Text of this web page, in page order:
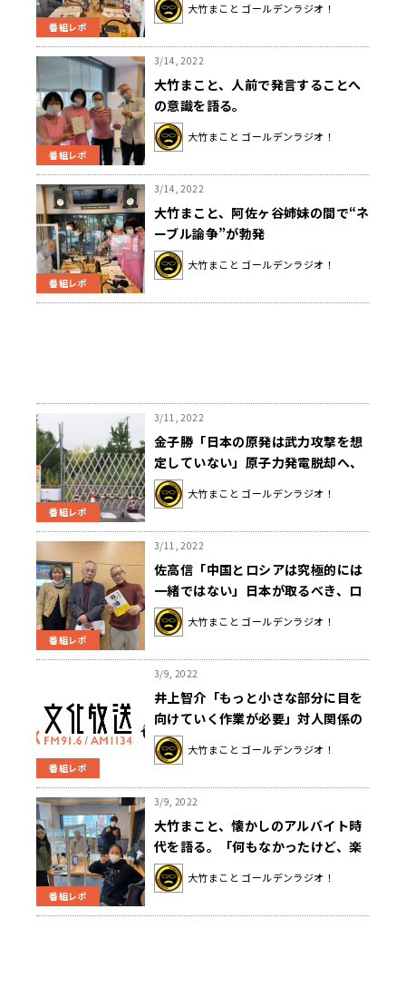
番組レポ
大竹まこと ゴールデンラジオ！
番組レポ
3/14, 2022
大竹まこと、人前で発言することへ
の意識を語る。
大竹まこと ゴールデンラジオ！
番組レポ
3/14, 2022
大竹まこと、阿佐ヶ谷姉妹の間で“ネ
ーブル論争”が勃発
大竹まこと ゴールデンラジオ！
番組レポ
3/11, 2022
金子勝「日本の原発は武力攻撃を想
定していない」原子力発電脱却へ、
ウクライナ侵攻で日本人が気付くべ
きこと
大竹まこと ゴールデンラジオ！
番組レポ
3/11, 2022
佐高信「中国とロシアは究極的には
一緒ではない」日本が取るべき、ロ
シアと中国への対応とは。
大竹まこと ゴールデンラジオ！
番組レポ
3/9, 2022
井上智介「もっと小さな部分に目を
向けていく作業が必要」対人関係の
悩みはなぜ増えた？
大竹まこと ゴールデンラジオ！
番組レポ
3/9, 2022
大竹まこと、懐かしのアルバイト時
代を語る。「何もなかったけど、楽
しかった」
大竹まこと ゴールデンラジオ！